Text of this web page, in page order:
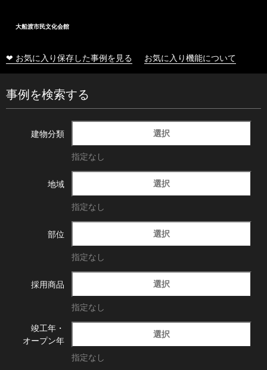
大船渡市民文化会館
❤ お気に入り保存した事例を見る お気に入り機能について
事例を検索する
建物分類 選択
指定なし
地域 選択
指定なし
部位 選択
指定なし
採用商品 選択
指定なし
竣工年・
オープン年
選択
指定なし